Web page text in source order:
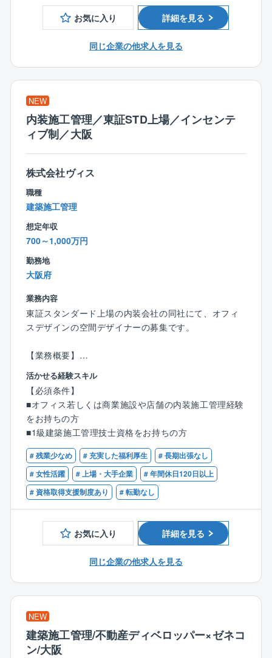
・元請け：下請け＝ ほぼ100％： 0％
・主な受注先：都府県、市町村
査、立地適正化計画、都市計画マスタープラン策定な
・直近の実績：都市計画基礎調査、都市計画区域見直
【ワークライフバランス】
・残業時間
【同社の特徴】
■無借金経営、自己資本率75％超えの安定した経営基盤
業にも積極的に挑戦し、安定と成長投資の両軸の経営
を行っております。
■同社の主要顧客は官公庁（国、地方自治体等）です
が、特に創業から西日本エリア（中四国～九州）では
います。
■技術士の有資格者や経験豊富な社員が多く、技術力を
評価され、リピート顧客が多い事が同社の特徴です。
に繋がる為、業務時間内での時間を確保し、先輩社員
が育成に携わっています。会社として資格取得をバッ
クアップする体制が整っています。
《社風》
■人を大切にする社風で、社員定着率が高く長く働き易
い環境がございます。◎平均勤続年数：17.8年、平均
年齢：45.3歳
・RCCM（都市計画及び地方計画）
お気に入り 詳細を見る
同じ企業の他求人を見る
NEW
内装施工管理／東証STD上場／インセンテ
ィブ制／大阪
株式会社ヴィス
職種
建築施工管理
想定年収
700～1,000万円
勤務地
大阪府
業務内容
東証スタンダード上場の内装会社の同社にて、オフィ
スデザインの空間デザイナーの募集です。
【業務概要】
様々なクライアントの安心と感動を担保する、オフィ
スの内装現場施工管理を担当していただきます。
【ミッション】
お付き合いするお客様が多くなり、金額の大きな業務
も増えてきています。
同社の強みである品質や安全を担保し、価値を提供し
続けることがミッションです。
また社員数・案件数が増える中で、経験生かしリーダ
ーとして自身で協力会社を主体的にコントロールいた
だくことを期待しています。
【業務詳細】
■ビル管理会社と打ち合わせ調整
■検査、お引き渡し、アフターフォロー
★案件数は月平均3～4件で、期間は1件あたり平均2ヶ
月程度です。
活かせる経験スキル
【必須条件】
■オフィス若しくは商業施設や店舗の内装施工管理経験
をお持ちの方
■1級建築施工管理技士資格をお持ちの方
# 残業少なめ # 充実した福利厚生
# 長期出張なし
# 女性活躍
# 上場・大手企業
# 年間休日120日以上
# 資格取得支援制度あり
# 転勤なし
お気に入り 詳細を見る
同じ企業の他求人を見る
NEW
建築施工管理/不動産ディベロッパー×ゼネコ
ン/大阪